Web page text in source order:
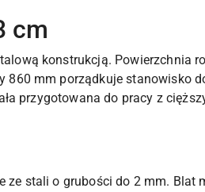
cm
konstrukcją. Powierzchnia
860 mm porządkuje stanowisko
przygotowana do pracy z
stali o grubości do 2 mm. Blat